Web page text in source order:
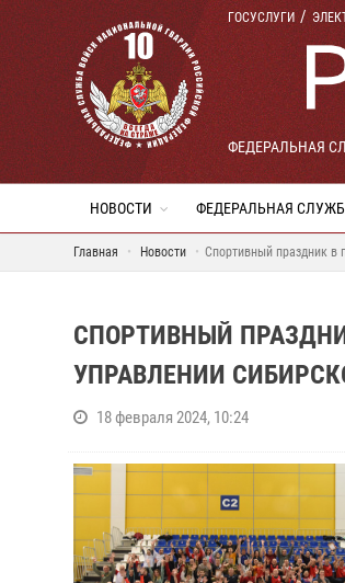
ГОСУСЛУГИ
ФЕДЕРАЛЬНАЯ
НОВОСТИ ФЕДЕРАЛЬНАЯ
Главная Новости Спортивный праздник в
СПОРТИВНЫЙ
УПРАВЛЕНИИ
18 февраля 2024, 10:24